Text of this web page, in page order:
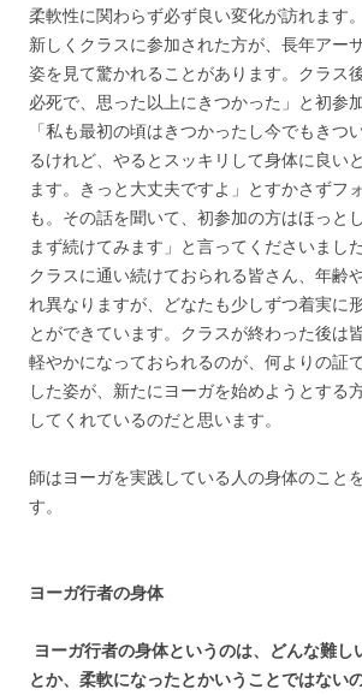
柔軟性に関わらず必ず良い変化が訪れます。
新しくクラスに参加された方が、長年アー
姿を見て驚かれることがあります。クラス
必死で、思った以上にきつかった」と初参
「私も最初の頃はきつかったし今でもきつ
るけれど、やるとスッキリして身体に良い
ます。きっと大丈夫ですよ」とすかさずフ
も。その話を聞いて、初参加の方はほっと
まず続けてみます」と言ってくださいました
クラスに通い続けておられる皆さん、年齢
れ異なりますが、どなたも少しずつ着実に
とができています。クラスが終わった後は
軽やかになっておられるのが、何よりの証
した姿が、新たにヨーガを始めようとする
してくれているのだと思います。
師はヨーガを実践している人の身体のこと
す。
ヨーガ行者の身体
ヨーガ行者の身体というのは、どんな難し
とか、柔軟になったとかいうことではない